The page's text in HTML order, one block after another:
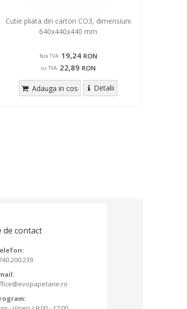
Cutie pliata din carton CO3, dimensiuni
640x440x440 mm
fara TVA: 19,24 RON
cu TVA: 22,89 RON
Adauga in cos Detalii
de contact